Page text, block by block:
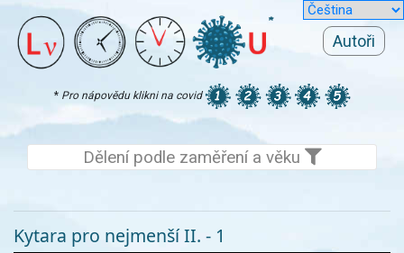
Autoři
* Pro nápovědu klikni na covid
Dělení podle zaměření a věku
Kytara pro nejmenší II. - 1